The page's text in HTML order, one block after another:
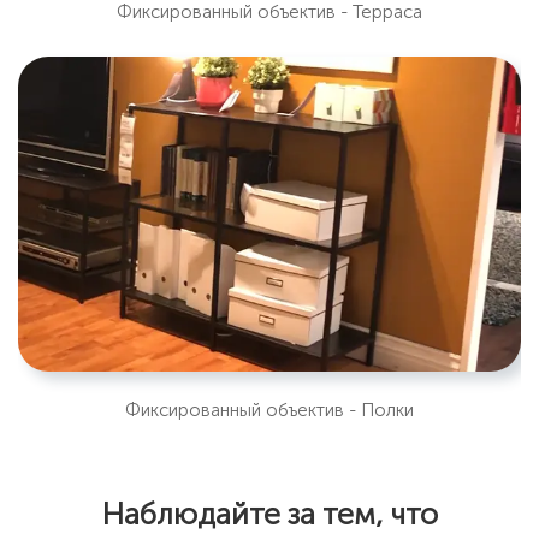
Фиксированный объектив - Терраса
Фиксированный объектив - Полки
Наблюдайте за тем, что